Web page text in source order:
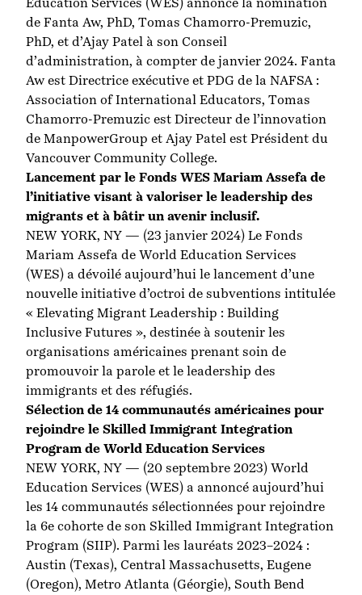
de Fanta Aw, PhD, Tomas Chamorro-Premuzic,
PhD, et d’Ajay Patel à son Conseil
d’administration, à compter de janvier 2024. Fanta
Aw est Directrice exécutive et PDG de la NAFSA :
Association of International Educators, Tomas
Chamorro-Premuzic est Directeur de l’innovation
de ManpowerGroup et Ajay Patel est Président du
Vancouver Community College.
Lancement par le Fonds WES Mariam Assefa de
l’initiative visant à valoriser le leadership des
migrants et à bâtir un avenir inclusif.
NEW YORK, NY — (23 janvier 2024) Le Fonds
Mariam Assefa de World Education Services
(WES) a dévoilé aujourd’hui le lancement d’une
nouvelle initiative d’octroi de subventions intitulée
« Elevating Migrant Leadership : Building
Inclusive Futures », destinée à soutenir les
organisations américaines prenant soin de
promouvoir la parole et le leadership des
immigrants et des réfugiés.
Sélection de 14 communautés américaines pour
rejoindre le Skilled Immigrant Integration
Program de World Education Services
NEW YORK, NY — (20 septembre 2023) World
Education Services (WES) a annoncé aujourd’hui
les 14 communautés sélectionnées pour rejoindre
la 6e cohorte de son Skilled Immigrant Integration
Program (SIIP). Parmi les lauréats 2023–2024 :
Austin (Texas), Central Massachusetts, Eugene
(Oregon), Metro Atlanta (Géorgie), South Bend